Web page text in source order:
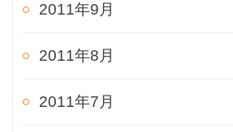
2011年9月
2011年8月
2011年7月